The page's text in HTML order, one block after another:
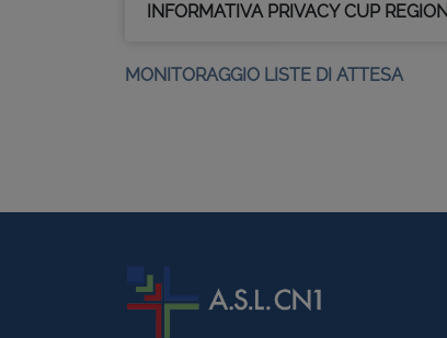
INFORMATIVA PRIVACY CUP
MONITORAGGIO LISTE DI ATTESA